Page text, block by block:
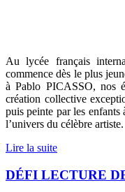
Au lycée français
commence dès le plus
à Pablo PICASSO, nos
création collective
puis peinte par les enfants
l’univers du célèbre artiste.
Lire la suite
DÉFI LECTURE